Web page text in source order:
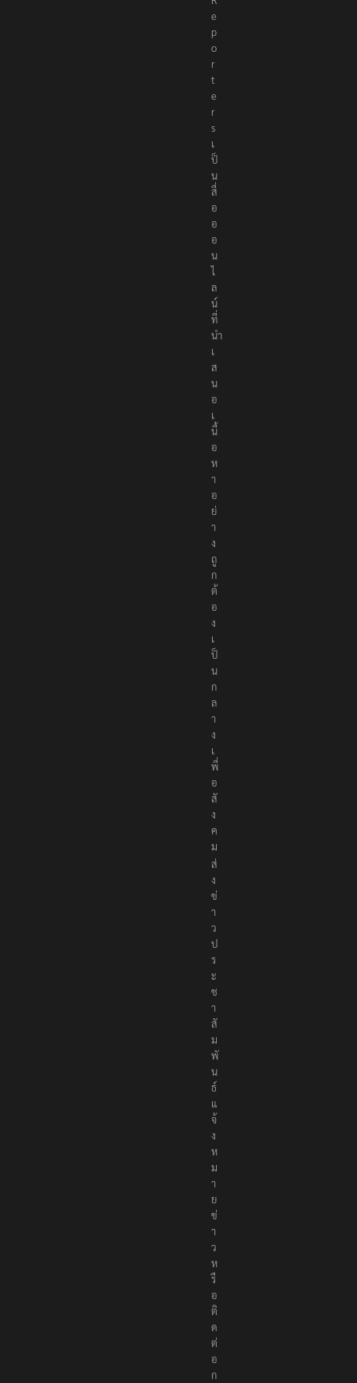
e
p
o
r
t
e
r
s
เ
ป็
น
สื่
อ
อ
อ
น
ไ
ล
น์
ที่
นำ
เ
ส
น
อ
เ
นื้
อ
ห
า
อ
ย่
า
ง
ถู
ก
ต้
อ
ง
เ
ป็
น
ก
ล
า
ง
เ
พื่
อ
สั
ง
ค
ม
ส่
ง
ข่
า
ว
ป
ร
ะ
ช
า
สั
ม
พั
น
ธ์
แ
จ้
ง
ห
ม
า
ย
ข่
า
ว
ห
รื
อ
ติ
ด
ต่
อ
ก